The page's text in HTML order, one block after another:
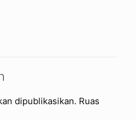
dipublikasikan. Ruas